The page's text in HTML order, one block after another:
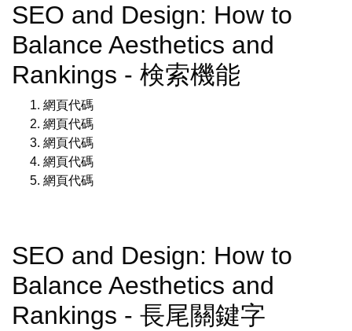
SEO and Design: How to
Balance Aesthetics and
Rankings - 検索機能
網頁代碼
網頁代碼
網頁代碼
網頁代碼
網頁代碼
SEO and Design: How to
Balance Aesthetics and
Rankings - 長尾關鍵字